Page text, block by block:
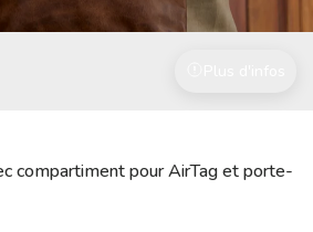
compartiment pour AirTag et porte-